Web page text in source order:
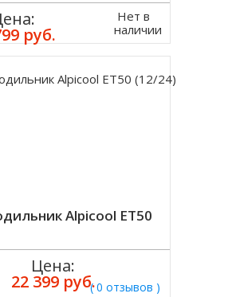
руб.
Нет в
наличии
Alpicool ET50
( 0 отзывов )
Цена:
22 399 руб.